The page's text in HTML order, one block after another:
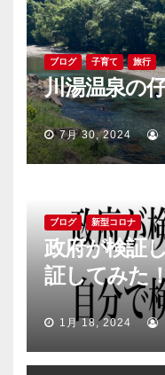
ブログ 子育て 旅行
川湯温泉の
7月 30, 2024
ブログ 新型コロナ
政府が検証
証してみた
1月 18, 2024